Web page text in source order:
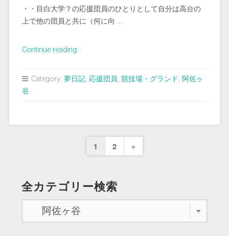
が
も
い ”
・・目白大学？の応援団員のひとりとして自分は高台の
上で他の団員と共に（何に向 …
Continue reading“＜
占
リ
選
レ
ー
Category: 夢日記, 応援団員, 競技場・グランド, 阿佐ヶ
谷
投
の
ペ
1 2
Next
»
全カテゴリー検索